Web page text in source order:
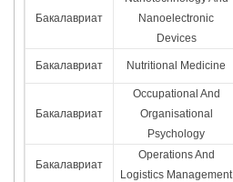
Бакалавриат
Nanoelectronic
Devices
Бакалавриат Nutritional Medicine
Бакалавриат
Occupational And
Organisational
Psychology
Бакалавриат
Operations And
Logistics Management